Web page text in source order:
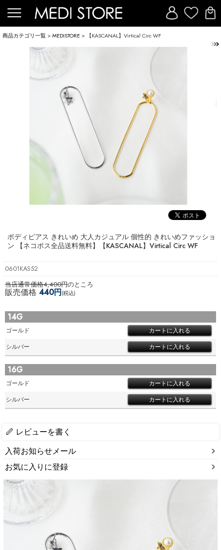
商品カテゴリ一覧 >MEDISTORE > 【KASCANAL】Virtical Circ WF
ボディピアス きれいめ 大人カジュアル 個性的 きれいめファッショ
ン 【ネコポス全品送料無料】
【KASCANAL】Virtical Circ WF
0601KAS52
当店通常価格4,400円のところ
販売価格 440円(税込)
14G
ゴールド
シルバー
16G
ゴールド
シルバー
レビューを書く
入荷お知らせメール
お気に入りに登録